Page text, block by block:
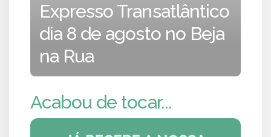
Expresso Transatlântico
dia 8 de agosto no Beja
na Rua
Acabou de tocar...